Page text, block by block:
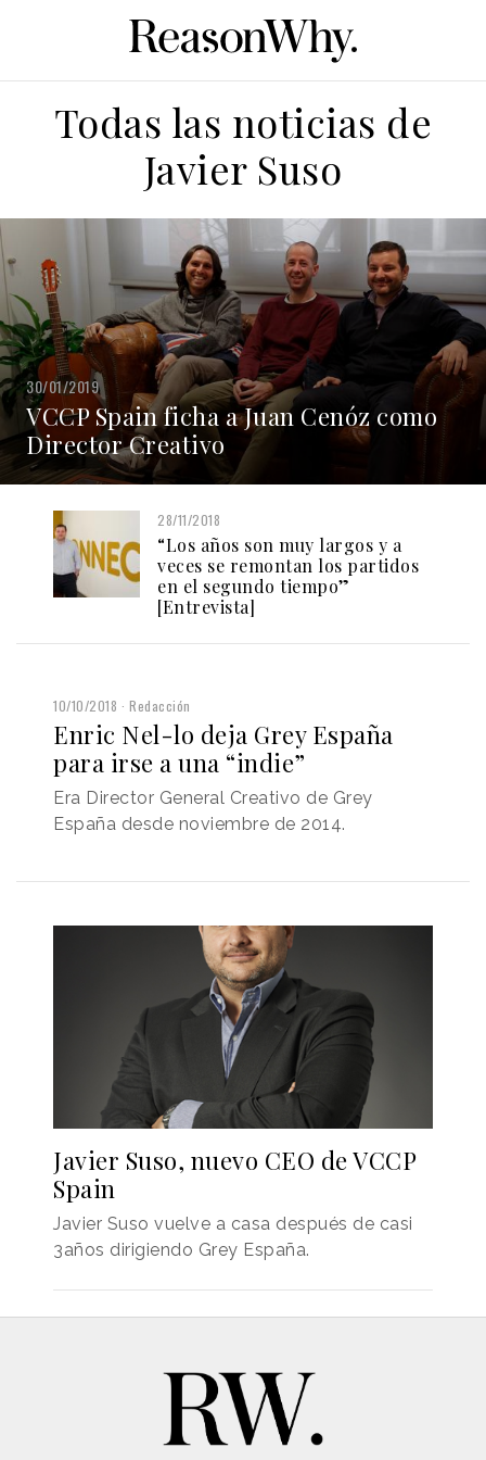
Todas las noticias de
Javier Suso
30/01/2019
VCCP Spain ficha a Juan Cenóz como
Director Creativo
28/11/2018
“Los años son muy largos y a
veces se remontan los partidos
en el segundo tiempo”
[Entrevista]
10/10/2018 Redacción
Enric Nel-lo deja Grey España
para irse a una “indie”
Era Director General Creativo de Grey
España desde noviembre de 2014.
Javier Suso, nuevo CEO de VCCP
Spain
Javier Suso vuelve a casa después de casi
3años dirigiendo Grey España.